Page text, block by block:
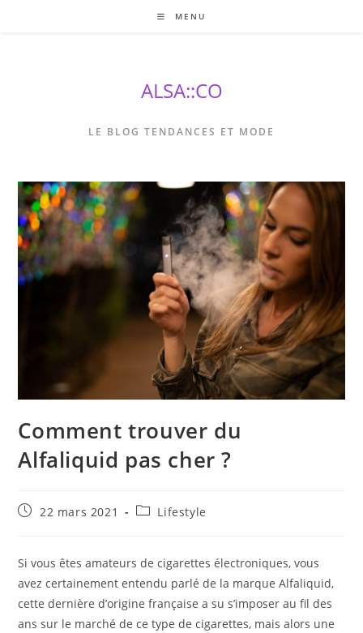
MENU
ALSA::CO
LE BLOG TENDANCES ET MODE
Comment trouver du
Alfaliquid pas cher ?
Publication
22 mars 2021
PostLifestyle
Si vous êtes amateurs de cigarettes électroniques, vous
avez certainement entendu parlé de la marque Alfaliquid,
cette dernière d’origine française a su s’imposer au fil des
ans sur le marché de ce type de cigarettes, mais alors une